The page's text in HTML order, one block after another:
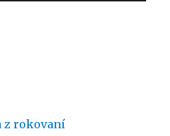
z rokovaní